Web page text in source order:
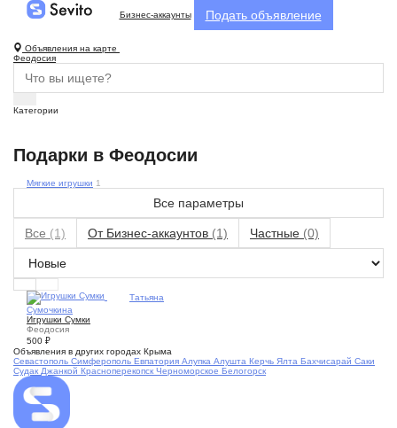
Бизнес-аккаунты Подать объявление
Объявления на карте
Феодосия
Категории
Подарки в Феодосии
Мягкие игрушки 1
Все параметры
Все (1) От Бизнес-аккаунтов (1) Частные (0)
Татьяна
Сумочкина
Игрушки Сумки
Феодосия
500 ₽
Объявления в других городах Крыма
Севастополь Симферополь Евпатория Алупка Алушта Керчь Ялта Бахчисарай Саки
Судак Джанкой Красноперекопск Черноморское Белогорск